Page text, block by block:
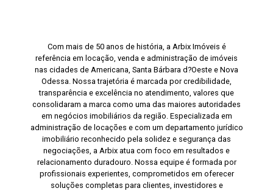
Com mais de 50 anos de história, a Arbix Imóveis é
referência em locação, venda e administração de imóveis
nas cidades de Americana, Santa Bárbara d?Oeste e Nova
Odessa. Nossa trajetória é marcada por credibilidade,
transparência e excelência no atendimento, valores que
consolidaram a marca como uma das maiores autoridades
em negócios imobiliários da região. Especializada em
administração de locações e com um departamento jurídico
imobiliário reconhecido pela solidez e segurança das
negociações, a Arbix atua com foco em resultados e
relacionamento duradouro. Nossa equipe é formada por
profissionais experientes, comprometidos em oferecer
soluções completas para clientes, investidores e